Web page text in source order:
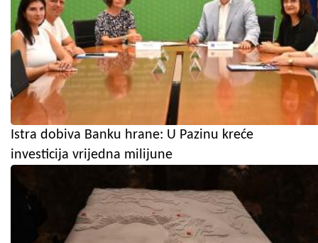
Istra dobiva Banku hrane: U Pazinu kreće
investicija vrijedna milijune